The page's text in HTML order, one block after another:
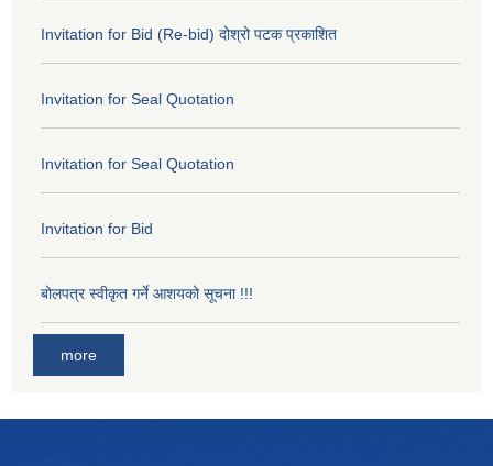
Invitation for Bid (Re-bid) दोश्रो पटक प्रकाशित
Invitation for Seal Quotation
Invitation for Seal Quotation
Invitation for Bid
बोलपत्र स्वीकृत गर्ने आशयको सूचना !!!
more